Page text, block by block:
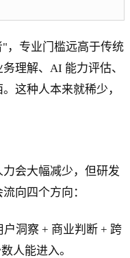
，专业门槛远高于传统
理解、AI 能力评估、
这种人本来就稀少，
会大幅减少，但研发
向四个方向：
户洞察 + 商业判断 + 跨
人能进入。